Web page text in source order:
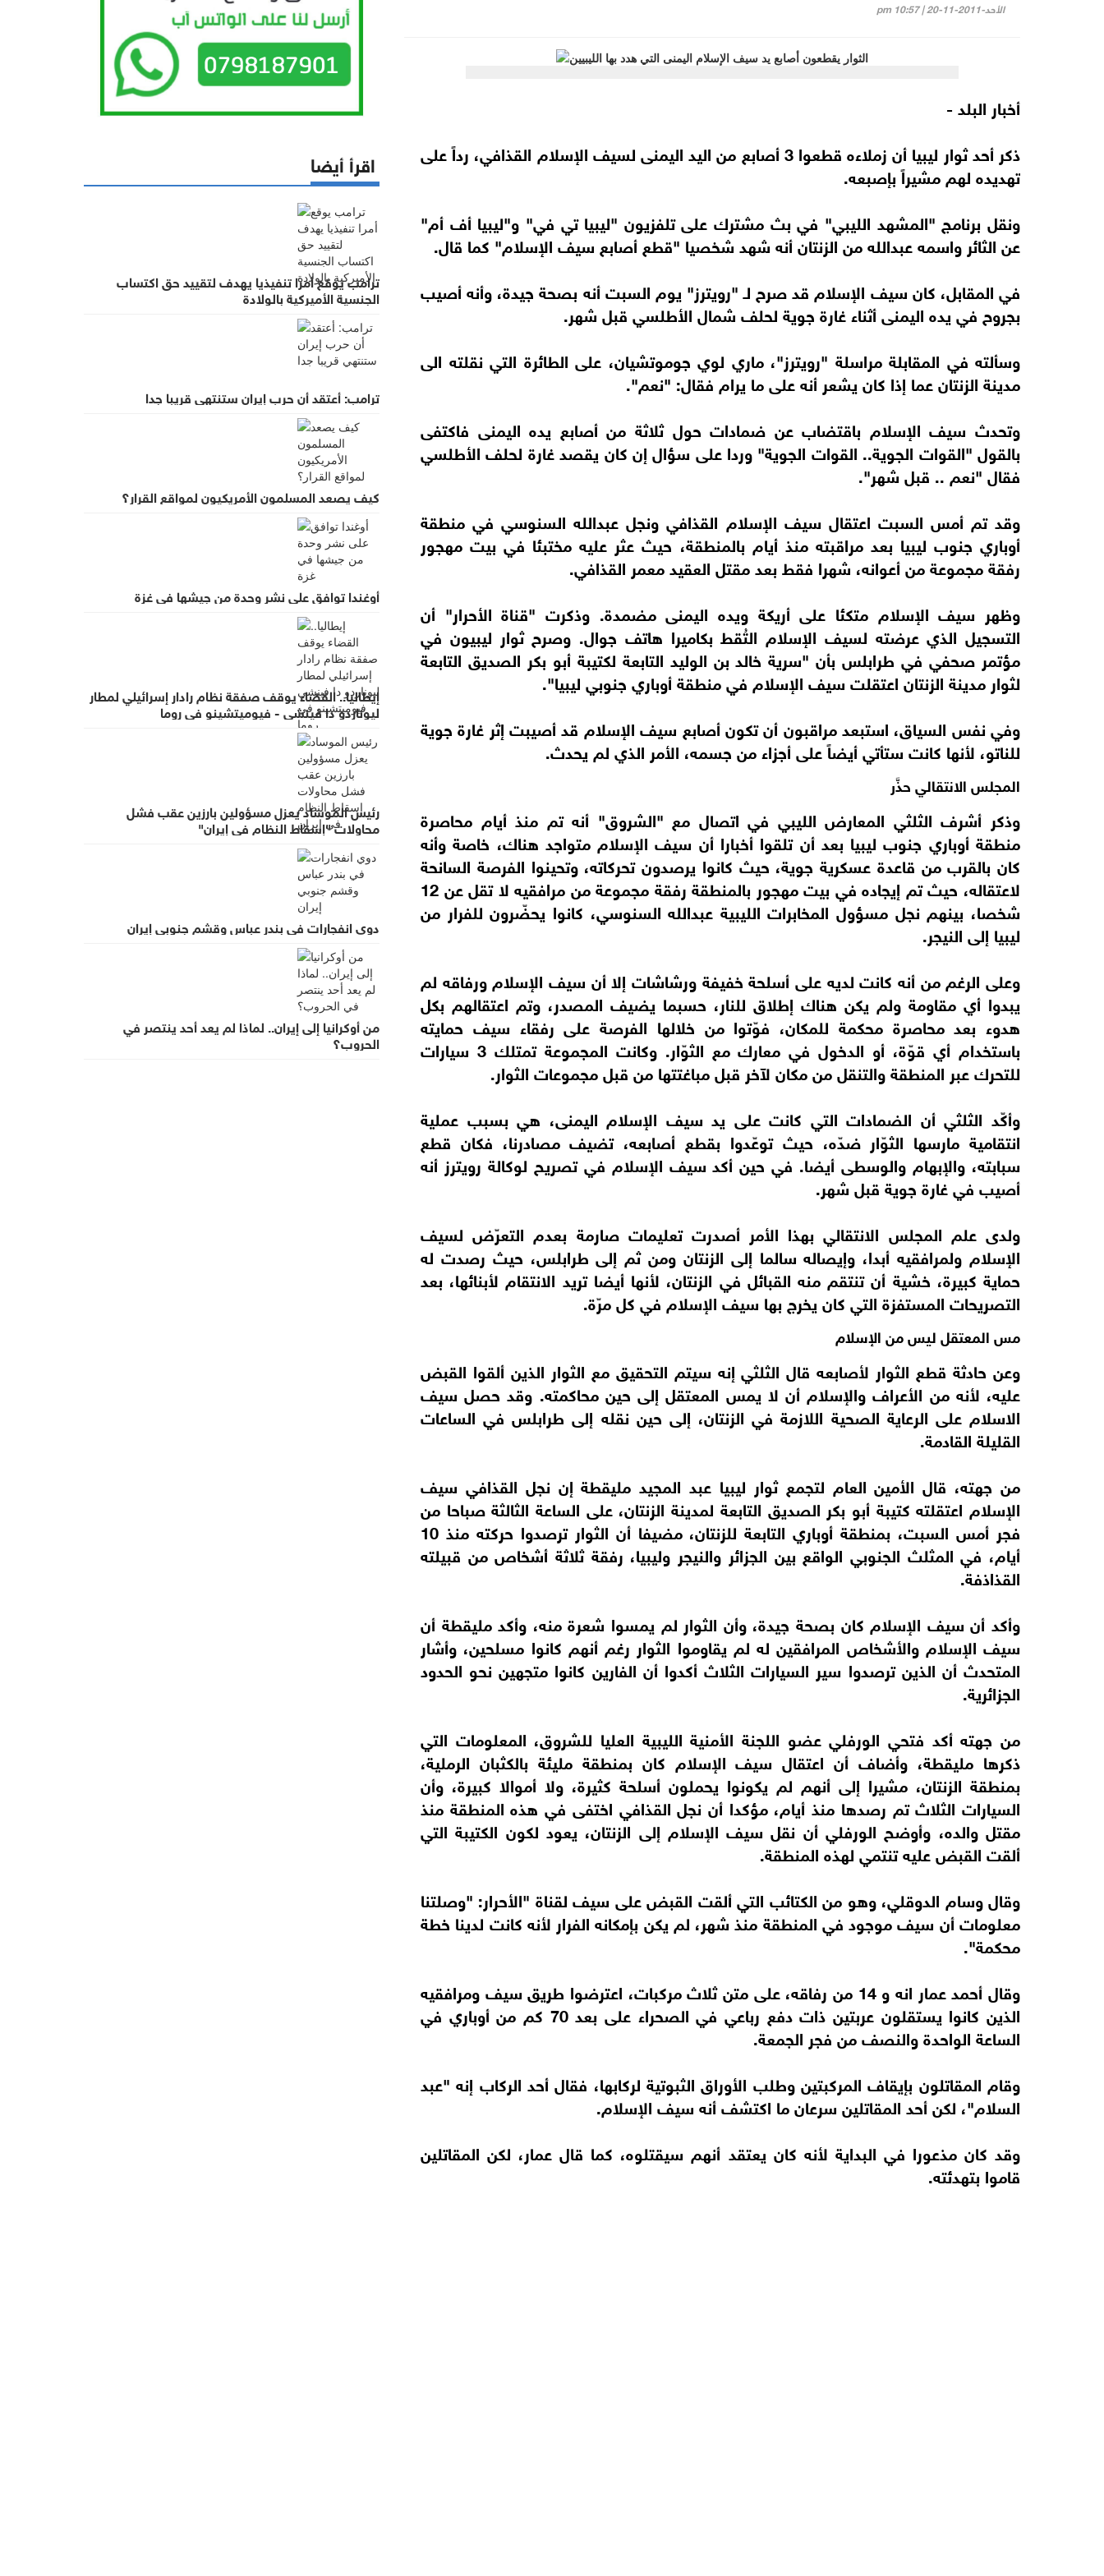
الأحد-2011-11-20 | 10:57 pm
أخبار البلد -
ذكر أحد ثوار ليبيا أن زملاءه قطعوا 3 أصابع من اليد اليمنى لسيف الإسلام القذافي، رداً على
تهديده لهم مشيراً بإصبعه.
ونقل برنامج "المشهد الليبي" في بث مشترك على تلفزيون "ليبيا تي في" و"ليبيا أف أم"
عن الثائر واسمه عبدالله من الزنتان أنه شهد شخصيا "قطع أصابع سيف الإسلام" كما قال.
في المقابل، كان سيف الإسلام قد صرح لـ "رويترز" يوم السبت أنه بصحة جيدة، وأنه أصيب
بجروح في يده اليمنى أثناء غارة جوية لحلف شمال الأطلسي قبل شهر.
وسألته في المقابلة مراسلة "رويترز"، ماري لوي جوموتشيان، على الطائرة التي نقلته الى
مدينة الزنتان عما إذا كان يشعر أنه على ما يرام فقال: "نعم".
وتحدث سيف الإسلام باقتضاب عن ضمادات حول ثلاثة من أصابع يده اليمنى فاكتفى
بالقول "القوات الجوية.. القوات الجوية" وردا على سؤال إن كان يقصد غارة لحلف الأطلسي
فقال "نعم .. قبل شهر".
وقد تم أمس السبت اعتقال سيف الإسلام القذافي ونجل عبدالله السنوسي في منطقة
أوباري جنوب ليبيا بعد مراقبته منذ أيام بالمنطقة، حيث عثر عليه مختبئا في بيت مهجور
رفقة مجموعة من أعوانه، شهرا فقط بعد مقتل العقيد معمر القذافي.
وظهر سيف الإسلام متكئا على أريكة ويده اليمنى مضمدة. وذكرت "قناة الأحرار" أن
التسجيل الذي عرضته لسيف الإسلام التُقط بكاميرا هاتف جوال. وصرح ثوار ليبيون في
مؤتمر صحفي في طرابلس بأن "سرية خالد بن الوليد التابعة لكتيبة أبو بكر الصديق التابعة
لثوار مدينة الزنتان اعتقلت سيف الإسلام في منطقة أوباري جنوبي ليبيا".
وفي نفس السياق، استبعد مراقبون أن تكون أصابع سيف الإسلام قد أصيبت إثر غارة جوية
للناتو، لأنها كانت ستأتي أيضاً على أجزاء من جسمه، الأمر الذي لم يحدث.
المجلس الانتقالي حذَّر
وذكر أشرف الثلثي المعارض الليبي في اتصال مع "الشروق" أنه تم منذ أيام محاصرة
منطقة أوباري جنوب ليبيا بعد أن تلقوا أخبارا أن سيف الإسلام متواجد هناك، خاصة وأنه
كان بالقرب من قاعدة عسكرية جوية، حيث كانوا يرصدون تحركاته، وتحينوا الفرصة السانحة
لاعتقاله، حيث تم إيجاده في بيت مهجور بالمنطقة رفقة مجموعة من مرافقيه لا تقل عن 12
شخصا، بينهم نجل مسؤول المخابرات الليبية عبدالله السنوسي، كانوا يحضّرون للفرار من
ليبيا إلى النيجر.
وعلى الرغم من أنه كانت لديه على أسلحة خفيفة ورشاشات إلا أن سيف الإسلام ورفاقه لم
يبدوا أي مقاومة ولم يكن هناك إطلاق للنار، حسبما يضيف المصدر، وتم اعتقالهم بكل
هدوء بعد محاصرة محكمة للمكان، فوّتوا من خلالها الفرصة على رفقاء سيف حمايته
باستخدام أي قوّة، أو الدخول في معارك مع الثوّار. وكانت المجموعة تمتلك 3 سيارات
للتحرك عبر المنطقة والتنقل من مكان لآخر قبل مباغتتها من قبل مجموعات الثوار.
وأكّد الثلثي أن الضمادات التي كانت على يد سيف الإسلام اليمنى، هي بسبب عملية
انتقامية مارسها الثوّار ضدّه، حيث توعّدوا بقطع أصابعه، تضيف مصادرنا، فكان قطع
سبابته، والإبهام والوسطى أيضا. في حين أكد سيف الإسلام في تصريح لوكالة رويترز أنه
أصيب في غارة جوية قبل شهر.
ولدى علم المجلس الانتقالي بهذا الأمر أصدرت تعليمات صارمة بعدم التعرّض لسيف
الإسلام ولمرافقيه أبدا، وإيصاله سالما إلى الزنتان ومن ثم إلى طرابلس، حيث رصدت له
حماية كبيرة، خشية أن تنتقم منه القبائل في الزنتان، لأنها أيضا تريد الانتقام لأبنائها، بعد
التصريحات المستفزة التي كان يخرج بها سيف الإسلام في كل مرّة.
مس المعتقل ليس من الإسلام
وعن حادثة قطع الثوار لأصابعه قال الثلثي إنه سيتم التحقيق مع الثوار الذين ألقوا القبض
عليه، لأنه من الأعراف والإسلام أن لا يمس المعتقل إلى حين محاكمته. وقد حصل سيف
الاسلام على الرعاية الصحية اللازمة في الزنتان، إلى حين نقله إلى طرابلس في الساعات
القليلة القادمة.
من جهته، قال الأمين العام لتجمع ثوار ليبيا عبد المجيد مليقطة إن نجل القذافي سيف
الإسلام اعتقلته كتيبة أبو بكر الصديق التابعة لمدينة الزنتان، على الساعة الثالثة صباحا من
فجر أمس السبت، بمنطقة أوباري التابعة للزنتان، مضيفا أن الثوار ترصدوا حركته منذ 10
أيام، في المثلث الجنوبي الواقع بين الجزائر والنيجر وليبيا، رفقة ثلاثة أشخاص من قبيلته
القذاذفة.
وأكد أن سيف الإسلام كان بصحة جيدة، وأن الثوار لم يمسوا شعرة منه، وأكد مليقطة أن
سيف الإسلام والأشخاص المرافقين له لم يقاوموا الثوار رغم أنهم كانوا مسلحين، وأشار
المتحدث أن الذين ترصدوا سير السيارات الثلاث أكدوا أن الفارين كانوا متجهين نحو الحدود
الجزائرية.
من جهته أكد فتحي الورفلي عضو اللجنة الأمنية الليبية العليا للشروق، المعلومات التي
ذكرها مليقطة، وأضاف أن اعتقال سيف الإسلام كان بمنطقة مليئة بالكثبان الرملية،
بمنطقة الزنتان، مشيرا إلى أنهم لم يكونوا يحملون أسلحة كثيرة، ولا أموالا كبيرة، وأن
السيارات الثلاث تم رصدها منذ أيام، مؤكدا أن نجل القذافي اختفى في هذه المنطقة منذ
مقتل والده، وأوضح الورفلي أن نقل سيف الإسلام إلى الزنتان، يعود لكون الكتيبة التي
ألقت القبض عليه تنتمي لهذه المنطقة.
وقال وسام الدوقلي، وهو من الكتائب التي ألقت القبض على سيف لقناة "الأحرار: "وصلتنا
معلومات أن سيف موجود في المنطقة منذ شهر، لم يكن بإمكانه الفرار لأنه كانت لدينا خطة
محكمة".
وقال أحمد عمار انه و 14 من رفاقه، على متن ثلاث مركبات، اعترضوا طريق سيف ومرافقيه
الذين كانوا يستقلون عربتين ذات دفع رباعي في الصحراء على بعد 70 كم من أوباري في
الساعة الواحدة والنصف من فجر الجمعة.
وقام المقاتلون بإيقاف المركبتين وطلب الأوراق الثبوتية لركابها، فقال أحد الركاب إنه "عبد
السلام"، لكن أحد المقاتلين سرعان ما اكتشف أنه سيف الإسلام.
وقد كان مذعورا في البداية لأنه كان يعتقد أنهم سيقتلوه، كما قال عمار، لكن المقاتلين
قاموا بتهدئته.
اقرأ أيضا
ترامب يوقع أمرا تنفيذيا يهدف لتقييد حق اكتساب
الجنسية الأميركية بالولادة
ترامب: أعتقد أن حرب إيران ستنتهي قريبا جدا
كيف يصعد المسلمون الأمريكيون لمواقع القرار؟
أوغندا توافق على نشر وحدة من جيشها في غزة
إيطاليا.. القضاء يوقف صفقة نظام رادار إسرائيلي لمطار
ليوناردو دا فينشي - فيوميتشينو في روما
رئيس الموساد يعزل مسؤولين بارزين عقب فشل
محاولات "إسقاط النظام في إيران"
دوي انفجارات في بندر عباس وقشم جنوبي إيران
من أوكرانيا إلى إيران.. لماذا لم يعد أحد ينتصر في
الحروب؟